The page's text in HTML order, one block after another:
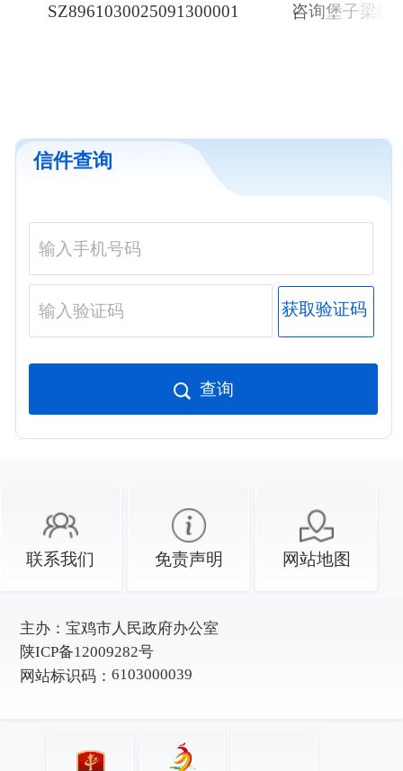
SZ8961030025091300001 咨询堡子梁隧
信件查询
获取验证码
查询
联系我们 免责声明 网站地图
主办： 宝鸡市人民政府办公室
陕ICP备12009282号
网站标识码： 6103000039